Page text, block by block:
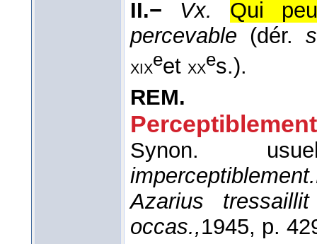
II.− Vx.
Qui
percevable (dér.
xixeet xxes.).
REM.
Synon.
imperceptiblement.
Azarius
occas.,1945, p.